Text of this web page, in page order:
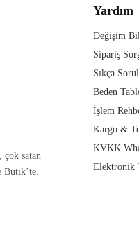
çok satan
Yardım
Değişim
Sipariş
Sıkça
Beden
İşlem
Kargo &
KVKK
Elektronik